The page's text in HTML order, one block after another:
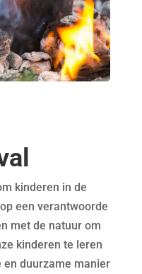
kinderen in de
een verantwoorde
met de natuur om
kinderen te leren
en duurzame manier